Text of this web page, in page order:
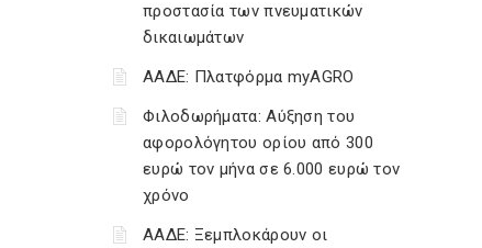
προστασία των πνευματικών
δικαιωμάτων
ΑΑΔΕ: Πλατφόρμα myAGRO
Φιλοδωρήματα: Αύξηση του
αφορολόγητου ορίου από 300
ευρώ τον μήνα σε 6.000 ευρώ τον
χρόνο
ΑΑΔΕ: Ξεμπλοκάρουν οι